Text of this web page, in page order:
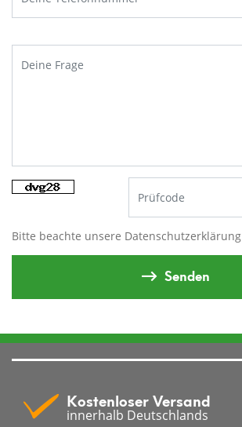
Bitte beachte unsere Datenschutzerklärung
Senden
Kostenloser Versand
innerhalb Deutschlands